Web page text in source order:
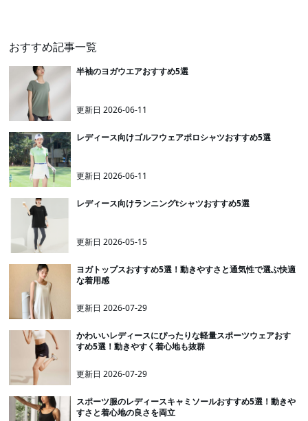
おすすめ記事一覧
半袖のヨガウエアおすすめ5選
更新日2026-06-11
レディース向けゴルフウェアポロシャツおすすめ5選
更新日2026-06-11
レディース向けランニングtシャツおすすめ5選
更新日2026-05-15
ヨガトップスおすすめ5選！動きやすさと通気性で選ぶ快適
な着用感
更新日2026-07-29
かわいいレディースにぴったりな軽量スポーツウェアおす
すめ5選！動きやすく着心地も抜群
更新日2026-07-29
スポーツ服のレディースキャミソールおすすめ5選！動きや
すさと着心地の良さを両立